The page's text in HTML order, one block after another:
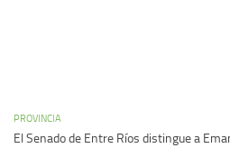
PROVINCIA
El Senado de Entre Ríos distingue a